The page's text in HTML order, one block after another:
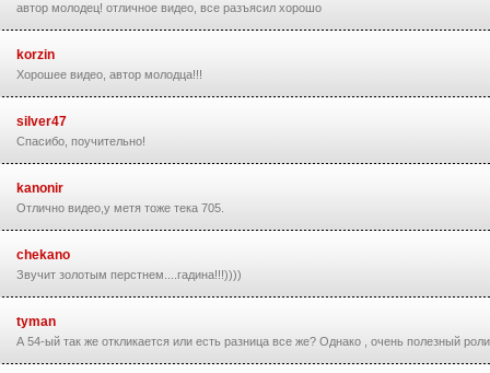
автор молодец! отличное видео, все разъясил хорошо
korzin
Хорошее видео, автор молодца!!!
silver47
Спасибо, поучительно!
kanonir
Отлично видео,у метя тоже тека 705.
chekano
Звучит золотым перстнем....гадина!!!))))
tyman
А 54-ый так же откликается или есть разница все же? Однако , очень полезный